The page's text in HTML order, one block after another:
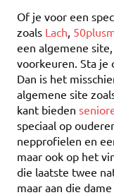
Of je voor een
zoals Lach
een algemene
voorkeuren. Sta je
Dan is het
algemene site
kant bieden
speciaal op
nepprofielen en
maar ook op het
die laatste twee
maar aan die